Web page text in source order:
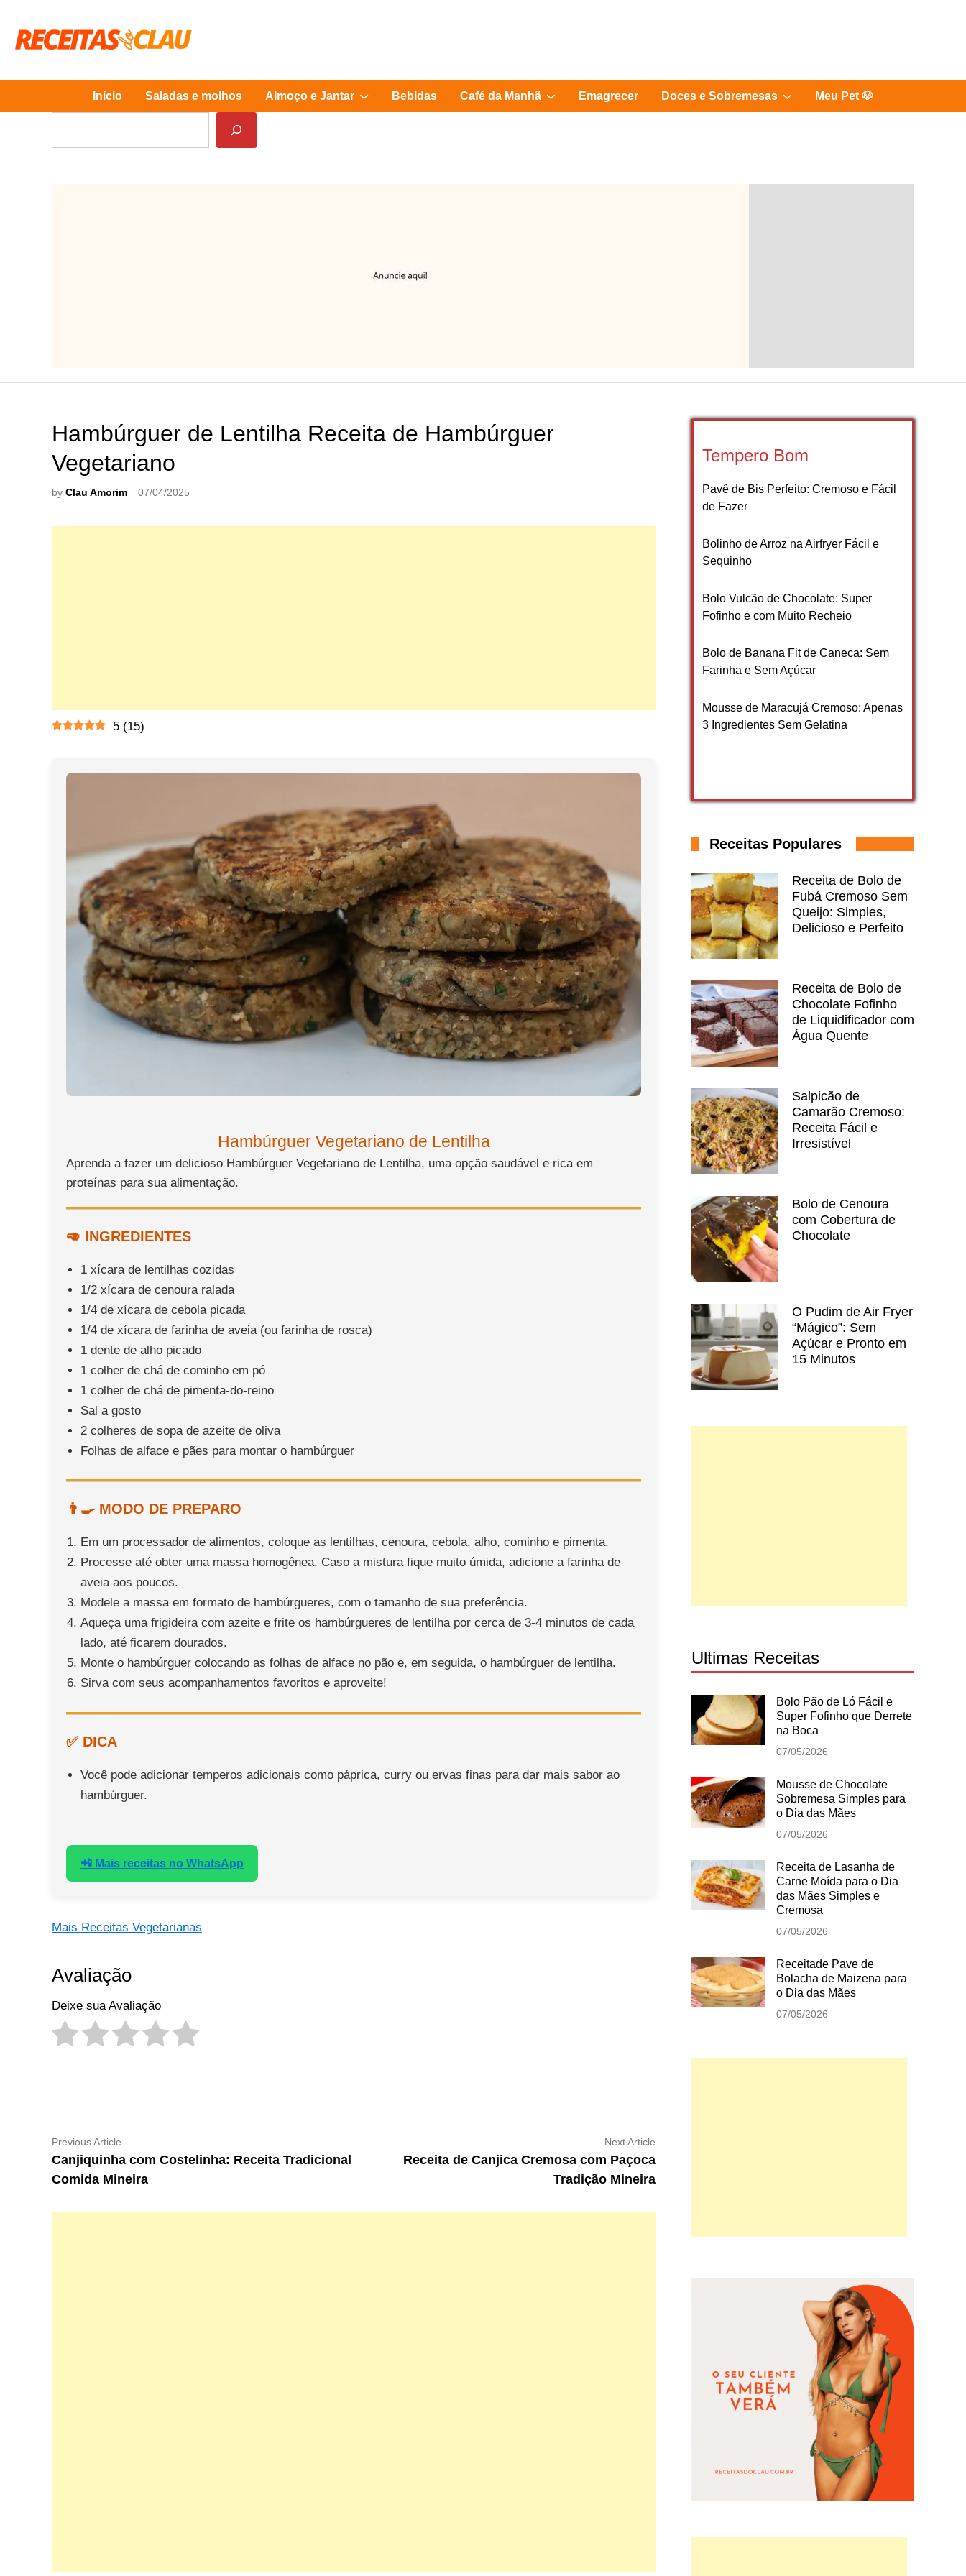
content
Início Saladas e molhos Almoço e Jantar ShowBebidas Café da Manhã ShowEmagrecer Doces e Sobremesas ShowMeu Pet 🐶
Hambúrguer de Lentilha Receita de Hambúrguer
Vegetariano
by Clau Amorim 07/04/2025
5 (15)
Hambúrguer Vegetariano de Lentilha
Aprenda a fazer um delicioso Hambúrguer Vegetariano de Lentilha, uma opção saudável e rica em
proteínas para sua alimentação.
🥑 INGREDIENTES
1 xícara de lentilhas cozidas
1/2 xícara de cenoura ralada
1/4 de xícara de cebola picada
1/4 de xícara de farinha de aveia (ou farinha de rosca)
1 dente de alho picado
1 colher de chá de cominho em pó
1 colher de chá de pimenta-do-reino
Sal a gosto
2 colheres de sopa de azeite de oliva
Folhas de alface e pães para montar o hambúrguer
👨‍🍳 MODO DE PREPARO
Em um processador de alimentos, coloque as lentilhas, cenoura, cebola, alho, cominho e pimenta.
Processe até obter uma massa homogênea. Caso a mistura fique muito úmida, adicione a farinha de
aveia aos poucos.
Modele a massa em formato de hambúrgueres, com o tamanho de sua preferência.
Aqueça uma frigideira com azeite e frite os hambúrgueres de lentilha por cerca de 3-4 minutos de cada
lado, até ficarem dourados.
Monte o hambúrguer colocando as folhas de alface no pão e, em seguida, o hambúrguer de lentilha.
Sirva com seus acompanhamentos favoritos e aproveite!
✅ DICA
Você pode adicionar temperos adicionais como páprica, curry ou ervas finas para dar mais sabor ao
hambúrguer.
📲 Mais receitas no WhatsApp
Mais Receitas Vegetarianas
Avaliação
Deixe sua Avaliação
Navegação
de
Post
Previous Article
article:
Canjiquinha com Costelinha: Receita Tradicional
Comida Mineira
Next Article
Receita de Canjica Cremosa com Paçoca
Tradição Mineira
Tempero Bom
Pavê de Bis Perfeito: Cremoso e Fácil
de Fazer
Bolinho de Arroz na Airfryer Fácil e
Sequinho
Bolo Vulcão de Chocolate: Super
Fofinho e com Muito Recheio
Bolo de Banana Fit de Caneca: Sem
Farinha e Sem Açúcar
Mousse de Maracujá Cremoso: Apenas
3 Ingredientes Sem Gelatina
Receitas Populares
Receita de Bolo de
Fubá Cremoso Sem
Queijo: Simples,
Delicioso e Perfeito
Receita de Bolo de
Chocolate Fofinho
de Liquidificador com
Água Quente
Salpicão de
Camarão Cremoso:
Receita Fácil e
Irresistível
Bolo de Cenoura
com Cobertura de
Chocolate
O Pudim de Air Fryer
“Mágico”: Sem
Açúcar e Pronto em
15 Minutos
Ultimas Receitas
Bolo Pão de Ló Fácil e
Super Fofinho que Derrete
na Boca
07/05/2026
Mousse de Chocolate
Sobremesa Simples para
o Dia das Mães
07/05/2026
Receita de Lasanha de
Carne Moída para o Dia
das Mães Simples e
Cremosa
07/05/2026
Receitade Pave de
Bolacha de Maizena para
o Dia das Mães
07/05/2026